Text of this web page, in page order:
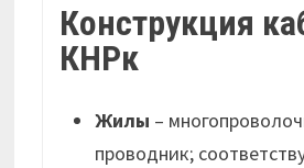
Конструкция
КНРк
Жилы –
проводник;